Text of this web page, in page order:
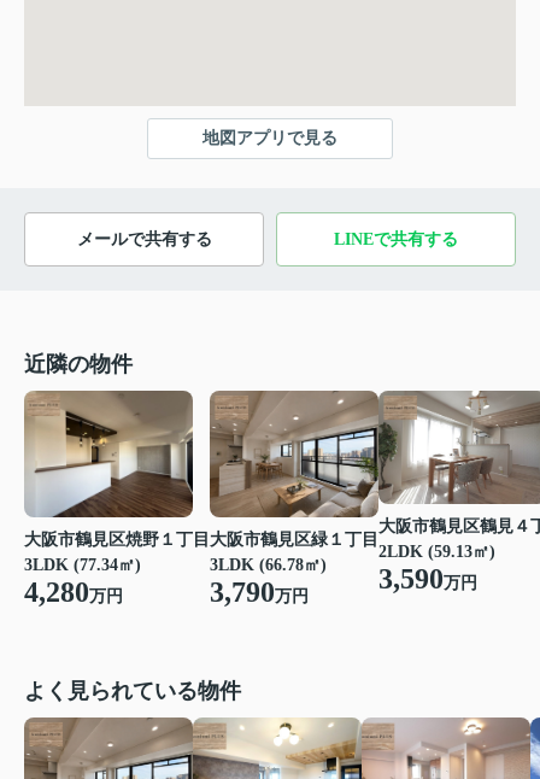
地図アプリで見る
メールで共有する LINEで共有する
近隣の物件
大阪市鶴見区焼野１丁目
3LDK (77.34㎡)
4,280万円
大阪市鶴見区緑１丁目
3LDK (66.78㎡)
3,790万円
大阪市鶴見区鶴見４
2LDK (59.13㎡)
3,590万円
よく見られている物件